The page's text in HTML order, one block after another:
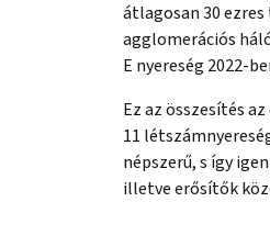
átlagosan 30
agglomerációs
E nyereség 2022-
Ez az összesítés
11
népszerű, s így
illetve erősítők